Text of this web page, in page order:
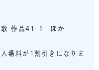
歌 作品41-1 ほか
が1割引きになりま